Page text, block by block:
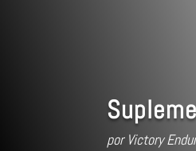
por Victory